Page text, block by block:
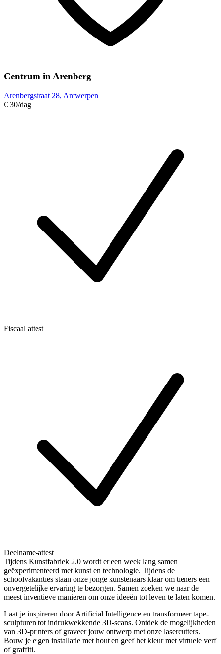
Centrum in Arenberg
Arenbergstraat 28, Antwerpen
€ 30/dag
Fiscaal attest
Deelname-attest
Tijdens Kunstfabriek 2.0 wordt er een week lang samen
geëxperimenteerd met kunst en technologie. Tijdens de
schoolvakanties staan onze jonge kunstenaars klaar om tieners een
onvergetelijke ervaring te bezorgen. Samen zoeken we naar de
meest inventieve manieren om onze ideeën tot leven te laten komen.
Laat je inspireren door Artificial Intelligence en transformeer tape-
sculpturen tot indrukwekkende 3D-scans. Ontdek de mogelijkheden
van 3D-printers of graveer jouw ontwerp met onze lasercutters.
Bouw je eigen installatie met hout en geef het kleur met virtuele verf
of graffiti.